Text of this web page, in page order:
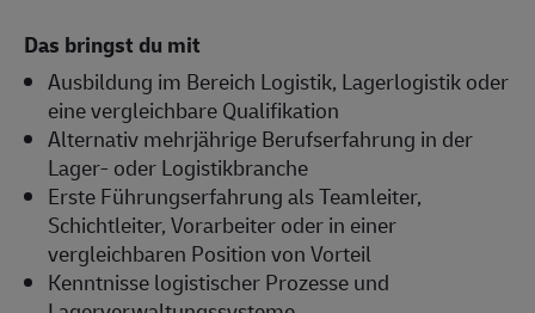
Das bringst du mit
Ausbildung im Bereich Logistik, Lagerlogistik oder
eine vergleichbare Qualifikation
Alternativ mehrjährige Berufserfahrung in der
Lager- oder Logistikbranche
Erste Führungserfahrung als Teamleiter,
Schichtleiter, Vorarbeiter oder in einer
vergleichbaren Position von Vorteil
Kenntnisse logistischer Prozesse und